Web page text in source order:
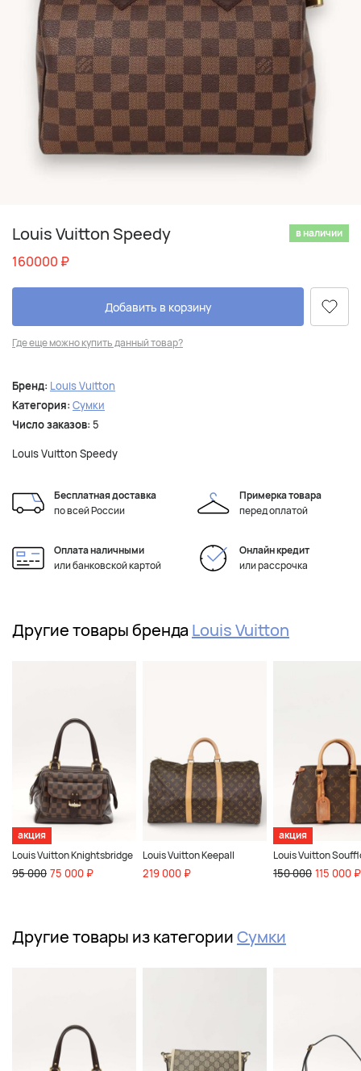
Louis Vuitton Speedy в наличии
160000 ₽
Добавить в корзину
Где еще можно купить данный товар?
Бренд: Louis Vuitton
Категория: Сумки
Число заказов: 5
Louis Vuitton Speedy
Бесплатная доставка
по всей России
Примерка товара
перед оплатой
Оплата наличными
или банковской картой
Онлайн кредит
или рассрочка
Другие товары бренда Louis Vuitton
акция
Louis Vuitton Knightsbridge
95 000 75 000 ₽
Louis Vuitton Keepall
219 000 ₽
акция
Louis Vuitton
150 000 115 000 ₽
Другие товары из категорииСумки